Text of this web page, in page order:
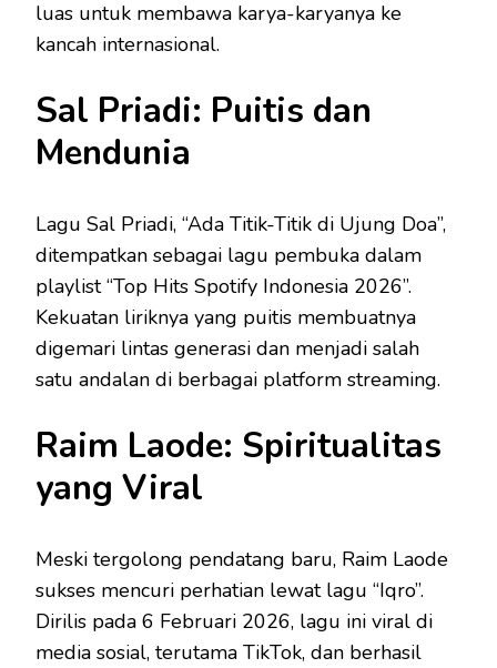
luas untuk membawa karya-karyanya ke
kancah internasional.
Sal Priadi: Puitis dan
Mendunia
Lagu Sal Priadi, “Ada Titik-Titik di Ujung Doa”,
ditempatkan sebagai lagu pembuka dalam
playlist “Top Hits Spotify Indonesia 2026”.
Kekuatan liriknya yang puitis membuatnya
digemari lintas generasi dan menjadi salah
satu andalan di berbagai platform streaming.
Raim Laode: Spiritualitas
yang Viral
Meski tergolong pendatang baru, Raim Laode
sukses mencuri perhatian lewat lagu “Iqro”.
Dirilis pada 6 Februari 2026, lagu ini viral di
media sosial, terutama TikTok, dan berhasil